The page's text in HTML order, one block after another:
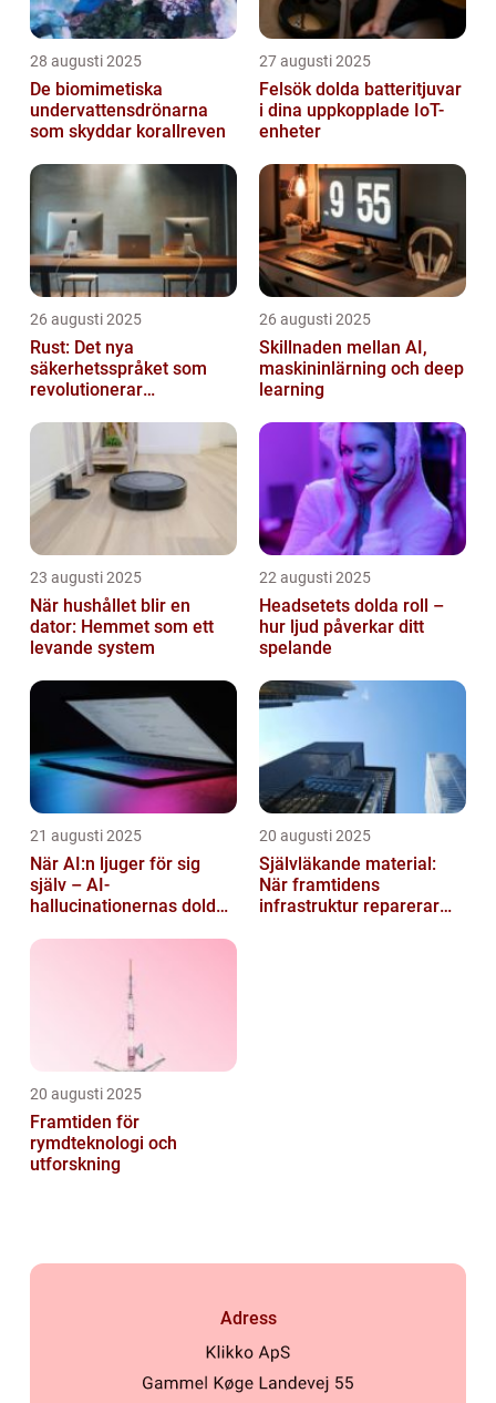
28 augusti 2025
De biomimetiska
undervattensdrönarna
som skyddar korallreven
27 augusti 2025
Felsök dolda batteritjuvar
i dina uppkopplade IoT-
enheter
26 augusti 2025
Rust: Det nya
säkerhetsspråket som
revolutionerar
26 augusti 2025
Skillnaden mellan AI,
maskininlärning och deep
learning
23 augusti 2025
När hushållet blir en
dator: Hemmet som ett
levande system
22 augusti 2025
Headsetets dolda roll –
hur ljud påverkar ditt
spelande
21 augusti 2025
När AI:n ljuger för sig
själv – AI-
hallucinationernas dolda
20 augusti 2025
Självläkande material:
När framtidens
infrastruktur reparerar
20 augusti 2025
Framtiden för
rymdteknologi och
utforskning
Adress